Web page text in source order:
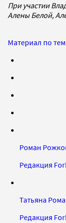
При участии
Алены Белой,
Материал по
Роман
Редакция
Татьяна
Редакция